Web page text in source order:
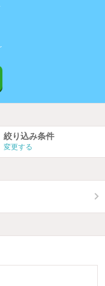
絞り込み条件
変更する